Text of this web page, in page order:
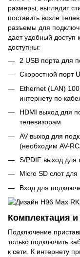
размеры, выглядит
поставить возле
разъемы для
дает удобный доступ
доступны:
2 USB порта для
Скоростной порт
Ethernet (LAN)
интернету по
HDMI выход для
телевизорам
AV выход для
(необходим AV-
S/PDIF выход для
Micro SD слот
Вход для
Комплектация
Подключение
только подключить
к сети. К интернету